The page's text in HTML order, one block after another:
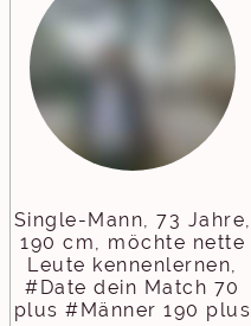
Single-Mann, 73 Jahre,
190 cm, möchte nette
Leute kennenlernen,
#Date dein Match 70
plus #Männer 190 plus